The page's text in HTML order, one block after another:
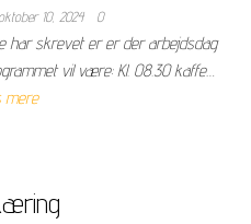
oktober 10, 2024 0
har skrevet er er der arbejdsdag
vil være: Kl. 08.30 kaffe…